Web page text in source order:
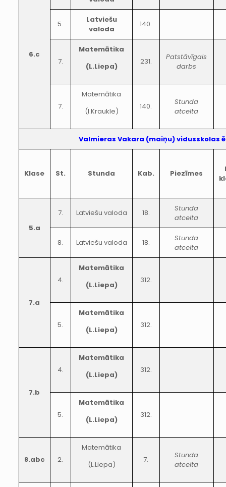
6.c
5.
Latviešu
valoda
140.
7.
Matemātika
(L.Liepa)
231.
Patstāvīgais
darbs
7.
Matemātika
(I.Kraukle)
140.
Stunda
atcelta
Valmieras Vakara (maiņu) vidusskolas
Klase St. Stunda Kab. Piezīmes
5.a
7. Latviešu valoda 18.
Stunda
atcelta
8. Latviešu valoda 18.
Stunda
atcelta
7.a
4.
Matemātika
(L.Liepa)
312.
5.
Matemātika
(L.Liepa)
312.
7.b
4.
Matemātika
(L.Liepa)
312.
5.
Matemātika
(L.Liepa)
312.
8.abc 2.
Matemātika
(L.Liepa)
7.
Stunda
atcelta